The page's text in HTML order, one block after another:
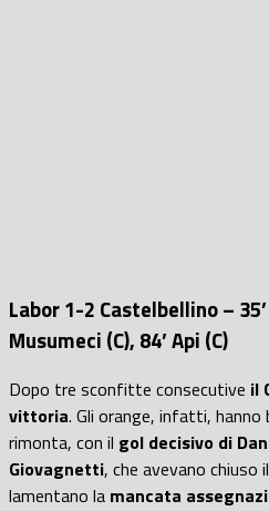
Labor 1-2 Castelbellino –
Musumeci (C), 84’ Api (C)
Dopo tre sconfitte consecutive il
vittoria. Gli orange, infatti,
rimonta, con il gol decisivo di
Giovagnetti, che avevano
lamentano la mancata